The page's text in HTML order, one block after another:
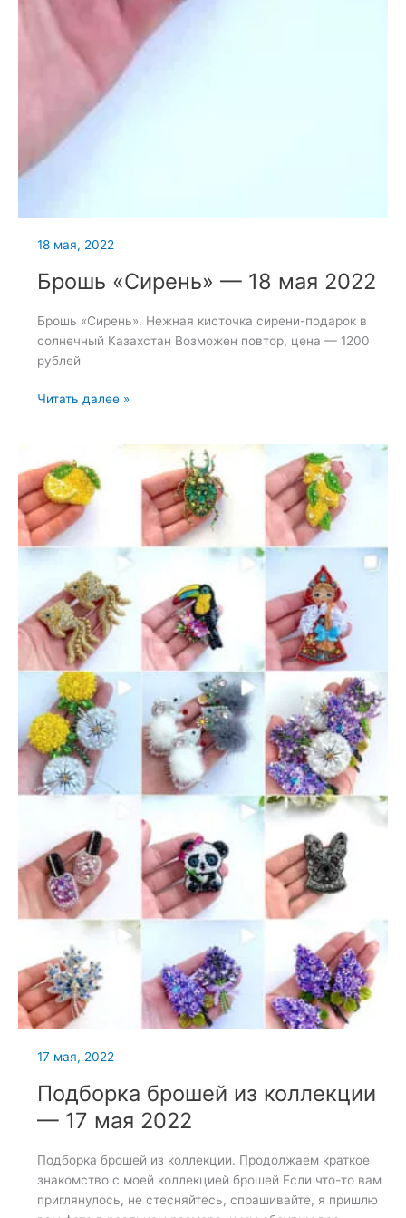
18 мая, 2022
Брошь «Сирень» — 18 мая 2022
Брошь «Сирень». Нежная кисточка сирени-подарок в
солнечный Казахстан Возможен повтор, цена — 1200
рублей
Брошь
мая
2022
Читать далее »
17 мая, 2022
Подборка брошей из коллекции
— 17 мая 2022
Подборка брошей из коллекции. Продолжаем краткое
знакомство с моей коллекцией брошей Если что-то вам
приглянулось, не стесняйтесь, спрашивайте, я пришлю